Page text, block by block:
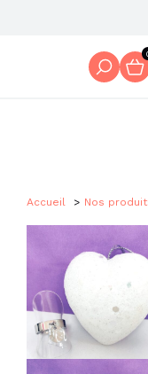
Accueil Nos